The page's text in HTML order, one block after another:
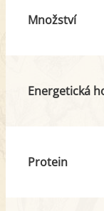
Množství
Energetická
Protein